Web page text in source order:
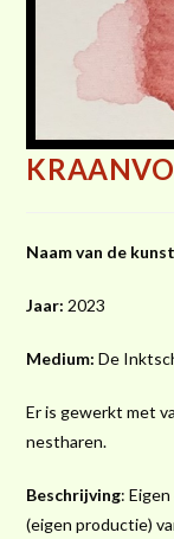
Naam van de
Jaar: 2023
Medium:De
Er is gewerkt met
nestharen.
Beschrijving:
(eigen productie)